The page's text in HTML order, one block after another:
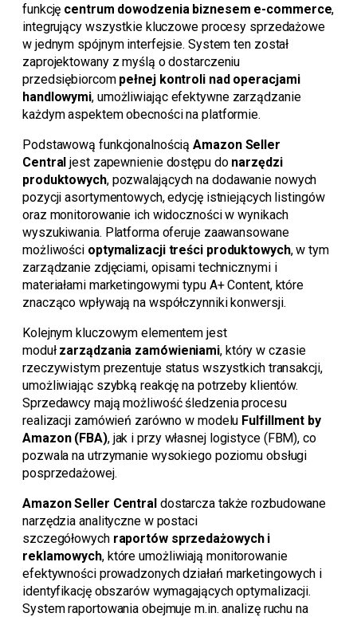
funkcję centrum dowodzenia biznesem e-commerce,
integrujący wszystkie kluczowe procesy sprzedażowe
w jednym spójnym interfejsie. System ten został
zaprojektowany z myślą o dostarczeniu
przedsiębiorcom pełnej kontroli nad operacjami
handlowymi, umożliwiając efektywne zarządzanie
każdym aspektem obecności na platformie.
Podstawową funkcjonalnościąAmazon Seller
Central jest zapewnienie dostępu do narzędzi
produktowych, pozwalających na dodawanie nowych
pozycji asortymentowych, edycję istniejących listingów
oraz monitorowanie ich widoczności w wynikach
wyszukiwania. Platforma oferuje zaawansowane
możliwości optymalizacji treści produktowych, w tym
zarządzanie zdjęciami, opisami technicznymi i
materiałami marketingowymi typu A+ Content, które
znacząco wpływają na współczynniki konwersji.
Kolejnym kluczowym elementem jest
moduł zarządzania zamówieniami, który w czasie
rzeczywistym prezentuje status wszystkich transakcji,
umożliwiając szybką reakcję na potrzeby klientów.
Sprzedawcy mają możliwość śledzenia procesu
realizacji zamówień zarówno w modelu Fulfillment by
Amazon (FBA), jak i przy własnej logistyce (FBM), co
pozwala na utrzymanie wysokiego poziomu obsługi
posprzedażowej.
Amazon Seller Centraldostarcza także rozbudowane
narzędzia analityczne w postaci
szczegółowych raportów sprzedażowych i
reklamowych, które umożliwiają monitorowanie
efektywności prowadzonych działań marketingowych i
identyfikację obszarów wymagających optymalizacji.
System raportowania obejmuje m.in. analizę ruchu na